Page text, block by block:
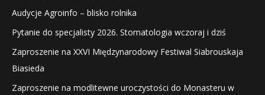
Audycje Agroinfo – blisko rolnika
Pytanie do specjalisty 2026. Stomatologia wczoraj i dziś
Zaproszenie na XXVI Międzynarodowy Festiwal Siabrouskaja
Biasieda
Zaproszenie na modlitewne uroczystości do Monasteru w